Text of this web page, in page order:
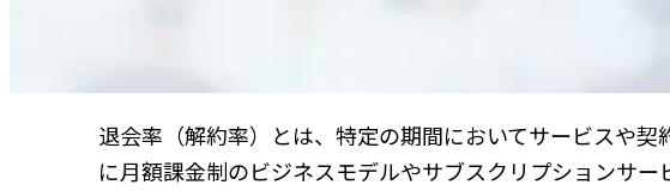
退会率（解約率）とは、特定の期間においてサービスや
に月額課金制のビジネスモデルやサブスクリプションサー